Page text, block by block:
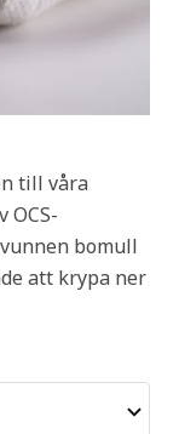
till våra
OCS-
bomull
att krypa ner